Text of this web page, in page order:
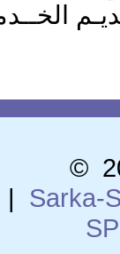
©
| Sarka-